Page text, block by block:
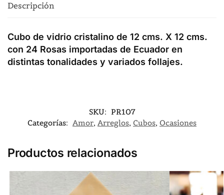
Descripción
Cubo de vidrio cristalino de 12 cms. X 12 cms.
con 24 Rosas importadas de Ecuador en
distintas tonalidades y variados follajes.
SKU: PR107
Categorías: Amor, Arreglos, Cubos, Ocasiones
Productos relacionados